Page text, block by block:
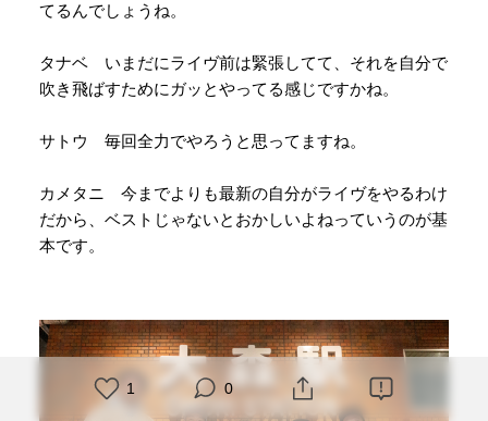
てるんでしょうね。
タナベ いまだにライヴ前は緊張してて、それを自分で
吹き飛ばすためにガッとやってる感じですかね。
サトウ 毎回全力でやろうと思ってますね。
カメタニ 今までよりも最新の自分がライヴをやるわけ
だから、ベストじゃないとおかしいよねっていうのが基
本です。
1 0